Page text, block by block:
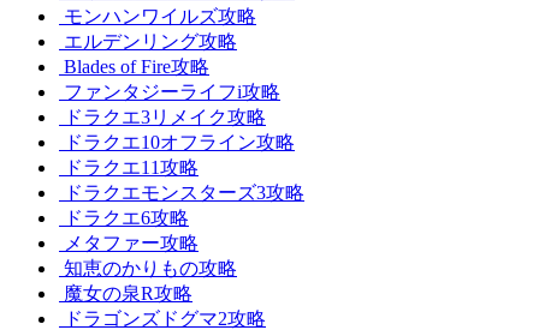
モンハンワイルズ攻略
エルデンリング攻略
Blades of Fire攻略
ファンタジーライフi攻略
ドラクエ3リメイク攻略
ドラクエ10オフライン攻略
ドラクエ11攻略
ドラクエモンスターズ3攻略
ドラクエ6攻略
メタファー攻略
知恵のかりもの攻略
魔女の泉R攻略
ドラゴンズドグマ2攻略